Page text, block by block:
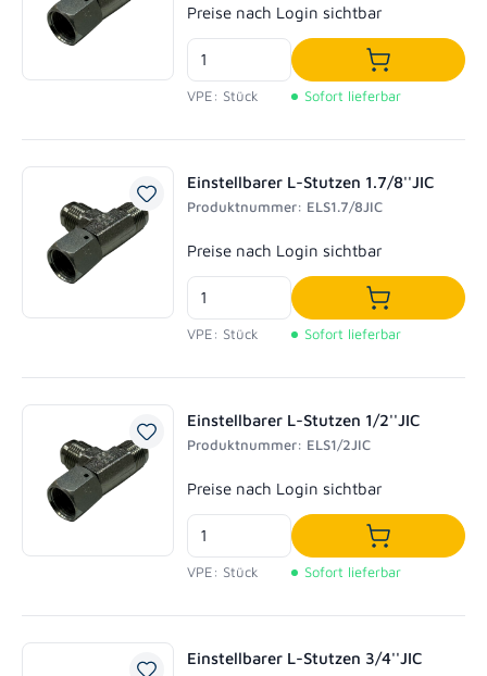
Regulärer Preis:
Preise nach Login sichtbar
VPE: Stück
In den
Sofort lieferbar
Einstellbarer L-Stutzen 1.7/8''JIC
Produktnummer: ELS1.7/8JIC
Regulärer Preis:
Preise nach Login sichtbar
VPE: Stück
In den
Sofort lieferbar
Einstellbarer L-Stutzen 1/2''JIC
Produktnummer: ELS1/2JIC
Regulärer Preis:
Preise nach Login sichtbar
VPE: Stück
In den
Sofort lieferbar
Einstellbarer L-Stutzen 3/4''JIC